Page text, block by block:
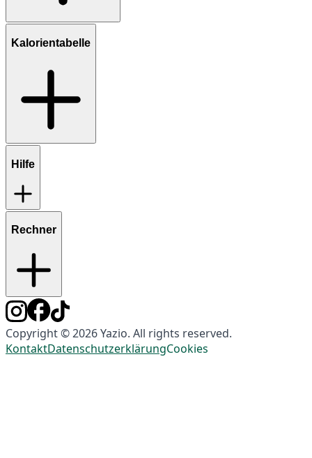
Kalorientabelle
Hilfe
Rechner
Copyright © 2026 Yazio. All rights reserved.
KontaktDatenschutzerklärungCookies